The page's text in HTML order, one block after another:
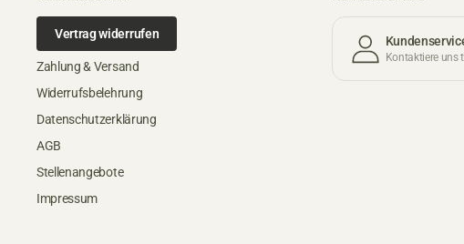
Vertrag widerrufen
Zahlung & Versand
Widerrufsbelehrung
Datenschutzerklärung
AGB
Stellenangebote
Impressum
Kontaktiere uns